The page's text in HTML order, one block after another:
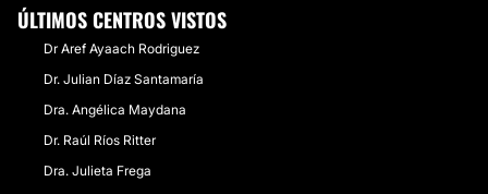
ÚLTIMOS CENTROS VISTOS
Dr Aref Ayaach Rodriguez
Dr. Julian Díaz Santamaría
Dra. Angélica Maydana
Dr. Raúl Ríos Ritter
Dra. Julieta Frega